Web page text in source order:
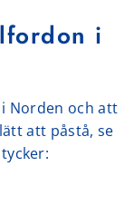
i
Norden och att
att påstå, se